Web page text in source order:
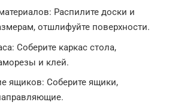
Распилите доски и
отшлифуйте поверхности.
Соберите каркас стола,
и клей.
ящиков: Соберите ящики,